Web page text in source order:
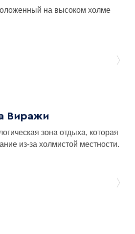
на высоком холме
Виражи
зона отдыха, которая
из-за холмистой местности.